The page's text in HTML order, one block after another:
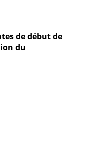
de début de
du